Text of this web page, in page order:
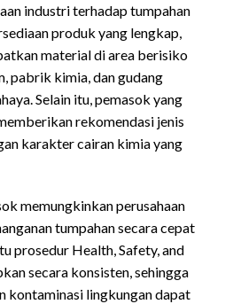
industri terhadap tumpahan
produk yang lengkap,
material di area berisiko
pabrik kimia, dan gudang
Selain itu, pemasok yang
rekomendasi jenis
karakter cairan kimia yang
memungkinkan perusahaan
tumpahan secara cepat
prosedur Health, Safety, and
secara konsisten, sehingga
kontaminasi lingkungan dapat